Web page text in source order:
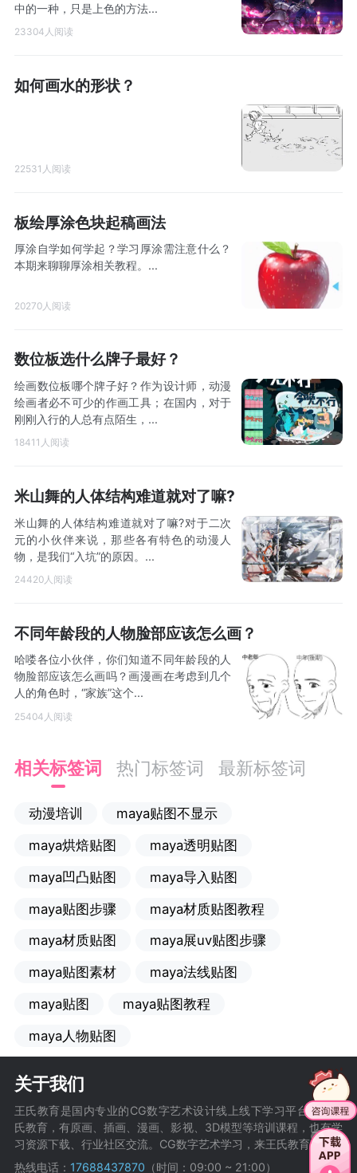
中的一种，只是上色的方法...
23304人阅读
如何画水的形状？
22531人阅读
板绘厚涂色块起稿画法
厚涂自学如何学起？学习厚涂需注意什么？
本期来聊聊厚涂相关教程。...
20270人阅读
数位板选什么牌子最好？
绘画数位板哪个牌子好？作为设计师，动漫
绘画者必不可少的作画工具；在国内，对于
刚刚入行的人总有点陌生，...
18411人阅读
米山舞的人体结构难道就对了嘛?
米山舞的人体结构难道就对了嘛?对于二次
元的小伙伴来说，那些各有特色的动漫人
物，是我们“入坑”的原因。...
24420人阅读
不同年龄段的人物脸部应该怎么画？
哈喽各位小伙伴，你们知道不同年龄段的人
物脸部应该怎么画吗？画漫画在考虑到几个
人的角色时，“家族”这个...
25404人阅读
相关标签词 热门标签词 最新标签词
动漫培训
maya贴图不显示
maya烘焙贴图
maya透明贴图
maya凹凸贴图
maya导入贴图
maya贴图步骤
maya材质贴图教程
maya材质贴图
maya展uv贴图步骤
maya贴图素材
maya法线贴图
maya贴图
maya贴图教程
maya人物贴图
关于我们
王氏教育是国内专业的CG数字艺术设计线上线下学习平台，在王
氏教育，有原画、插画、漫画、影视、3D模型等培训课程，也有学
习资源下载、行业社区交流。CG数字艺术学习，来王氏教育。
热线电话： 17688437870 （时间：09:00 ~ 21:00）